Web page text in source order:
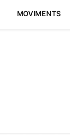
MOVIMENTS